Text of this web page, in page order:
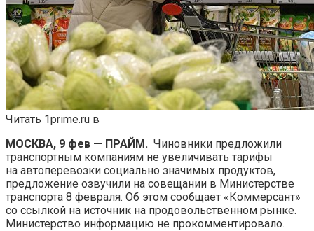
Читать 1prime.ru в
МОСКВА, 9 фев — ПРАЙМ. Чиновники предложили
транспортным компаниям не увеличивать тарифы
на автоперевозки социально значимых продуктов,
предложение озвучили на совещании в Министерстве
транспорта 8 февраля. Об этом сообщает «Коммерсант»
со ссылкой на источник на продовольственном рынке.
Министерство информацию не прокомментировало.